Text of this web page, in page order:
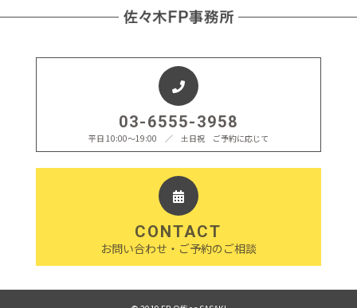
03-6555-3958
平日 10:00〜19:00 ／ 土日祝 ご予約に応じて
CONTACT
お問い合わせ・ご予約のご相談